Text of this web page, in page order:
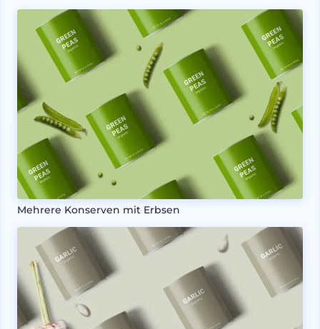
Mehrere Konserven mit Erbsen